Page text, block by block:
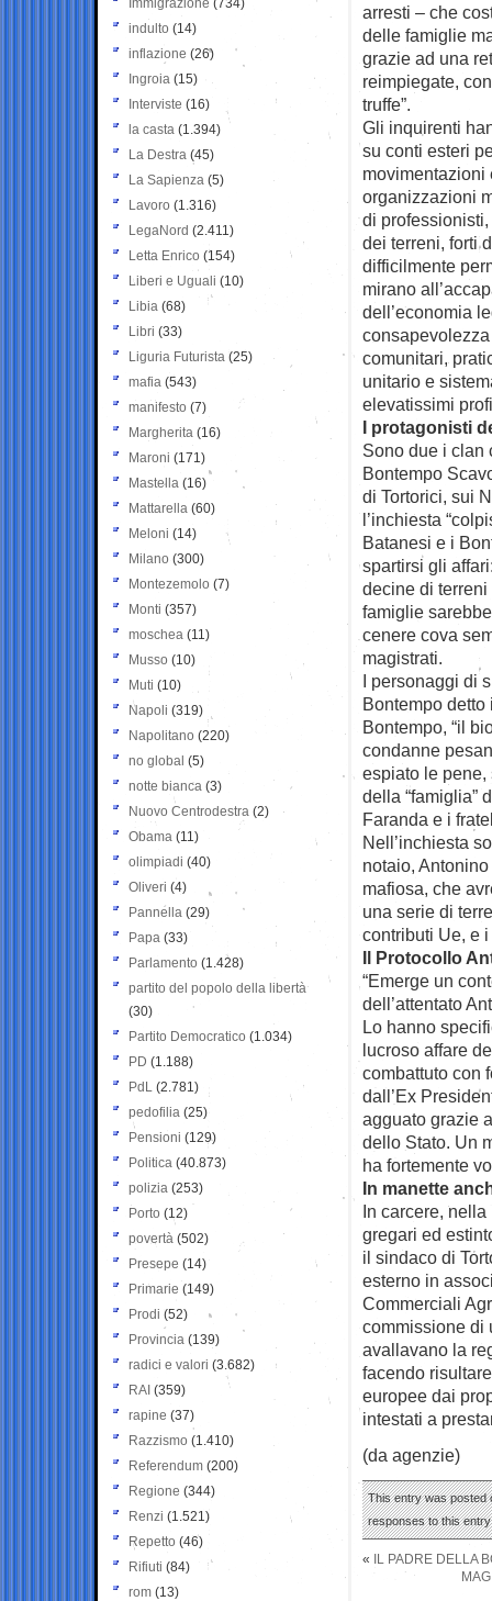
arresti – che
delle famiglie
grazie ad una
reimpiegate,
truffe”.
Gli inquirenti
su conti esteri
movimentazioni
organizzazioni
di
dei terreni, forti
difficilmente
mirano
dell’economia
comunitari,
unitario e
elevatissimi
I protagonisti
Sono due i clan
Bontempo
di Tortorici, sui
l’inchiesta
Batanesi e i
spartirsi gli
decine di terreni
famiglie
cenere cova
magistrati.
I personaggi di
Bontempo
Bontempo, “il
condanne
espiato le pene,
della “famiglia”
Faranda e i
Nell’inchiesta
notaio,
mafiosa, che
una serie di
contributi Ue, e
Il Protocollo
“Emerge un
dell’attentato
Lo hanno
lucroso affare
combattuto con
dall’Ex
agguato grazie
dello Stato. Un
ha fortemente
In manette
In carcere, nella
gregari ed
il sindaco di
esterno in
Commerciali
commissione di
avallavano la
facendo
europee dai
intestati a
(da agenzie)
This entry was posted
responses to this
«
IL PADRE DELLA
Immigrazione (734)
indulto (14)
inflazione (26)
Ingroia (15)
Interviste (16)
la casta (1.394)
La Destra (45)
La Sapienza (5)
Lavoro (1.316)
LegaNord (2.411)
Letta Enrico (154)
Liberi e Uguali (10)
Libia (68)
Libri (33)
Liguria Futurista (25)
mafia (543)
manifesto (7)
Margherita (16)
Maroni (171)
Mastella (16)
Mattarella (60)
Meloni (14)
Milano (300)
Montezemolo (7)
Monti (357)
moschea (11)
Musso (10)
Muti (10)
Napoli (319)
Napolitano (220)
no global (5)
notte bianca (3)
Nuovo Centrodestra (2)
Obama (11)
olimpiadi (40)
Oliveri (4)
Pannella (29)
Papa (33)
Parlamento (1.428)
partito del popolo della libertà
(30)
Partito Democratico (1.034)
PD (1.188)
PdL (2.781)
pedofilia (25)
Pensioni (129)
Politica (40.873)
polizia (253)
Porto (12)
povertà (502)
Presepe (14)
Primarie (149)
Prodi (52)
Provincia (139)
radici e valori (3.682)
RAI (359)
rapine (37)
Razzismo (1.410)
Referendum (200)
Regione (344)
Renzi (1.521)
Repetto (46)
Rifiuti (84)
rom (13)